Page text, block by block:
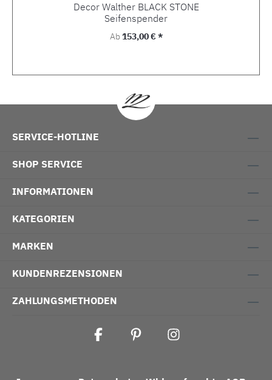
Decor Walther BLACK STONE
Seifenspender
Regulärer Preis:
Ab153,00 € *
SERVICE-HOTLINE
SHOP SERVICE
INFORMATIONEN
KATEGORIEN
MARKEN
KUNDENREZENSIONEN
ZAHLUNGSMETHODEN